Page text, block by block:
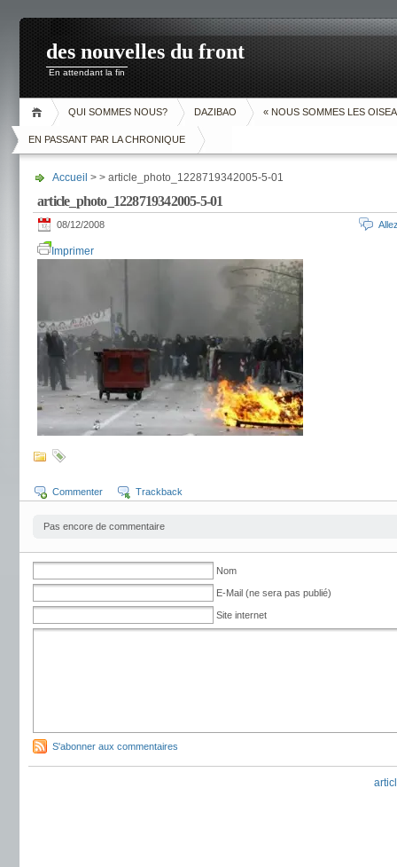
des nouvelles du front
En attendant la fin
QUI SOMMES NOUS? DAZIBAO « NOUS SOMMES LES
EN PASSANT PAR LA CHRONIQUE
Accueil > > article_photo_1228719342005-5-01
article_photo_1228719342005-5-01
08/12/2008
Imprimer
Commenter Trackback
Pas encore de commentaire
Nom
E-Mail (ne sera pas publié)
Site internet
S'abonner aux commentaires